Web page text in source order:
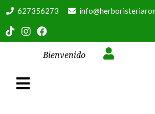
627356273
Bienvenido